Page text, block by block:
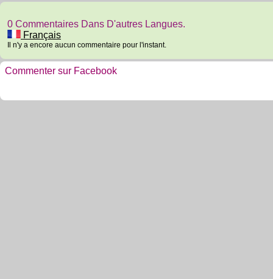
0 Commentaires Dans D'autres Langues.
Français
Il n'y a encore aucun commentaire pour l'instant.
Commenter sur Facebook